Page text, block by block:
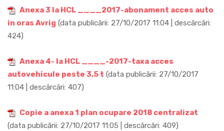
Anexa 3 la HCL ____2017-abonament acces auto
in oras Avrig (data publicării: 27/10/2017 11:04 | descărcări:
424)
Anexa 4- la HCL ____-2017-taxa acces
autovehicule peste 3,5 t (data publicării: 27/10/2017
11:04 | descărcări: 407)
Copie a anexa 1 plan ocupare 2018 centralizat
(data publicării: 27/10/2017 11:05 | descărcări: 409)